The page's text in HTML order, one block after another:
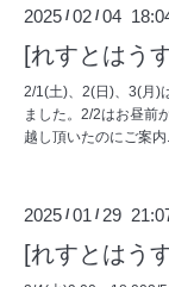
2025 /02 /04
[れすとはう
2/1(土)、2(日)、3(月)
ました。2/2はお昼前
越し頂いたのにご案内...
2025 /01 / 29
[れすとはう